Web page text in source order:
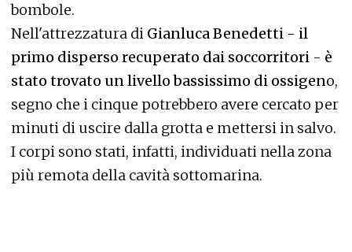
bombole.
Nell'attrezzatura di Gianluca Benedetti - il
primo disperso recuperato dai soccorritori - è
stato trovato un livello bassissimo di ossigeno,
segno che i cinque potrebbero avere cercato per
minuti di uscire dalla grotta e mettersi in salvo.
I corpi sono stati, infatti, individuati nella zona
più remota della cavità sottomarina.